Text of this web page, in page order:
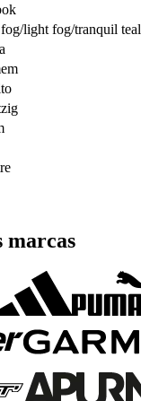
light fog/tranquil teal
marcas